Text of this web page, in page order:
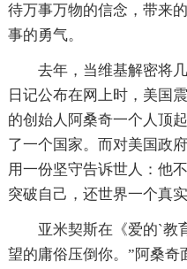
待万事万物的信念，带来
事的勇气。
去年，当维基解密将
日记公布在网上时，美国
的创始人阿桑奇一个人顶
了一个国家。而对美国政
用一份坚守告诉世人：他
突破自己，还世界一个真
亚米契斯在《爱的`教
望的庸俗压倒你。”阿桑奇